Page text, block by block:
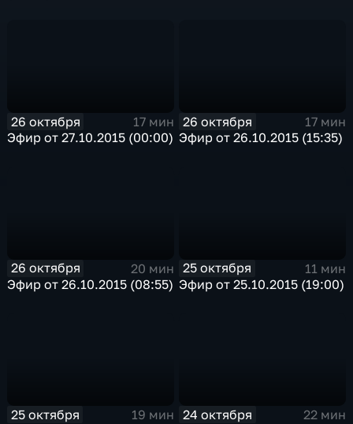
26 октября
17 мин
Эфир от 27.10.2015 (00:00)
26 октября
17 мин
Эфир от 26.10.2015 (15:35)
26 октября
20 мин
Эфир от 26.10.2015 (08:55)
25 октября
11 мин
Эфир от 25.10.2015 (19:00)
25 октября
19 мин
24 октября
22 мин